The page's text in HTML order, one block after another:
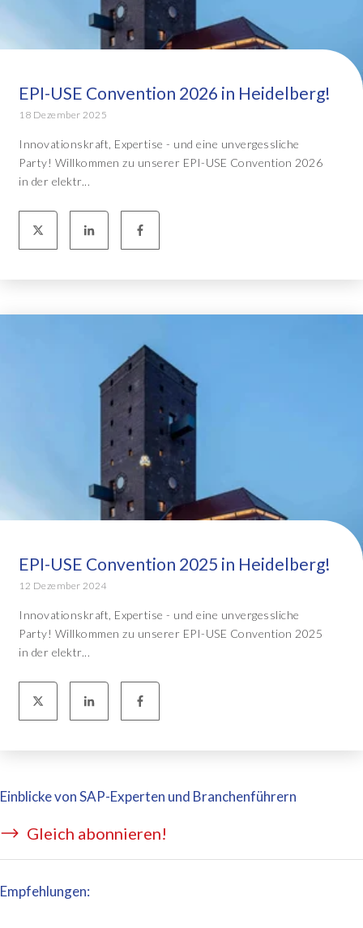
EPI-USE Convention 2026 in Heidelberg!
18 Dezember 2025
Innovationskraft, Expertise - und eine unvergessliche
Party! Willkommen zu unserer EPI-USE Convention 2026
in der elektr...
EPI-USE Convention 2025 in Heidelberg!
12 Dezember 2024
Innovationskraft, Expertise - und eine unvergessliche
Party! Willkommen zu unserer EPI-USE Convention 2025
in der elektr...
Einblicke von SAP-Experten und Branchenführern
Gleich abonnieren!
Empfehlungen: